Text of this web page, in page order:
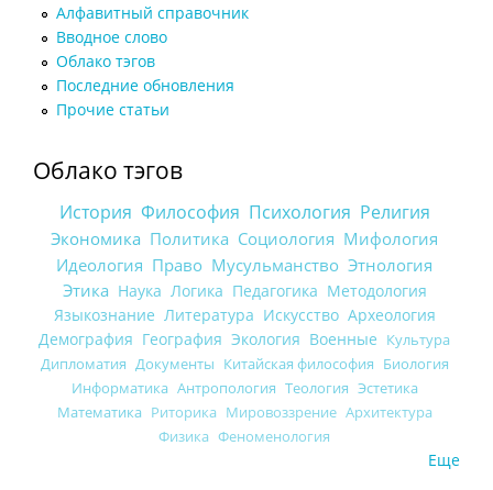
Алфавитный справочник
Вводное слово
Облако тэгов
Последние обновления
Прочие статьи
Облако тэгов
История Философия Психология Религия
Экономика Политика Социология Мифология
Идеология Право Мусульманство Этнология
Этика Наука Логика Педагогика Методология
Языкознание Литература Искусство Археология
Демография География Экология Военные Культура
Дипломатия Документы Китайская философия Биология
Информатика Антропология Теология Эстетика
Математика Риторика Мировоззрение Архитектура
Физика Феноменология
Еще